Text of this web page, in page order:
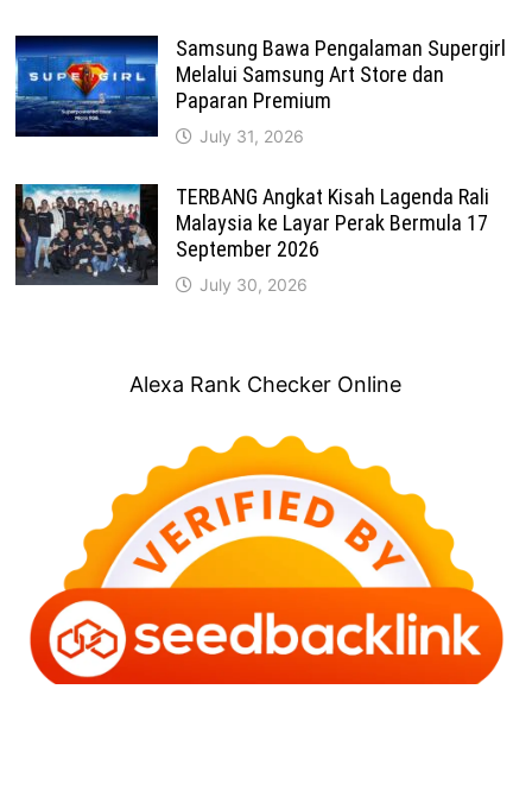
Samsung Bawa Pengalaman Supergirl
Melalui Samsung Art Store dan
Paparan Premium
July 31, 2026
TERBANG Angkat Kisah Lagenda Rali
Malaysia ke Layar Perak Bermula 17
September 2026
July 30, 2026
Alexa Rank Checker Online